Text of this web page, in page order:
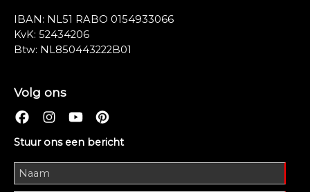
IBAN: NL51 RABO 0154933066
KvK: 52434206
Btw: NL850443222B01
Volg ons
Stuur ons een bericht